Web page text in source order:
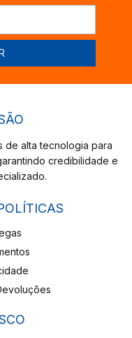
de alta tecnologia para
credibilidade e